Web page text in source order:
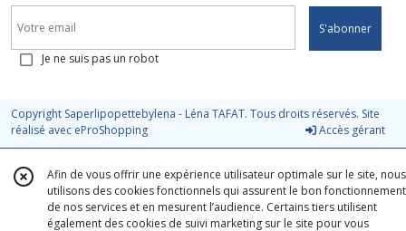
S'abonner
Je ne suis pas un robot
Copyright Saperlipopettebylena - Léna TAFAT. Tous droits réservés. Site
réalisé avec eProShopping Accès gérant
Afin de vous offrir une expérience utilisateur optimale sur le site, nous
utilisons des cookies fonctionnels qui assurent le bon fonctionnement
de nos services et en mesurent l’audience. Certains tiers utilisent
également des cookies de suivi marketing sur le site pour vous